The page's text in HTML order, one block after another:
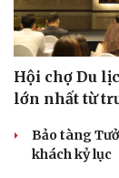
Hội chợ Du
lớn nhất từ
Bảo tàng
khách kỷ lục